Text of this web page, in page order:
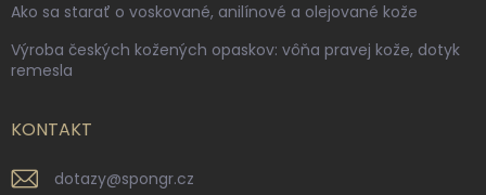
Ako sa starať o voskované, anilínové a olejované kože
Výroba českých kožených opaskov: vôňa pravej kože, dotyk
remesla
KONTAKT
dotazy@spongr.cz